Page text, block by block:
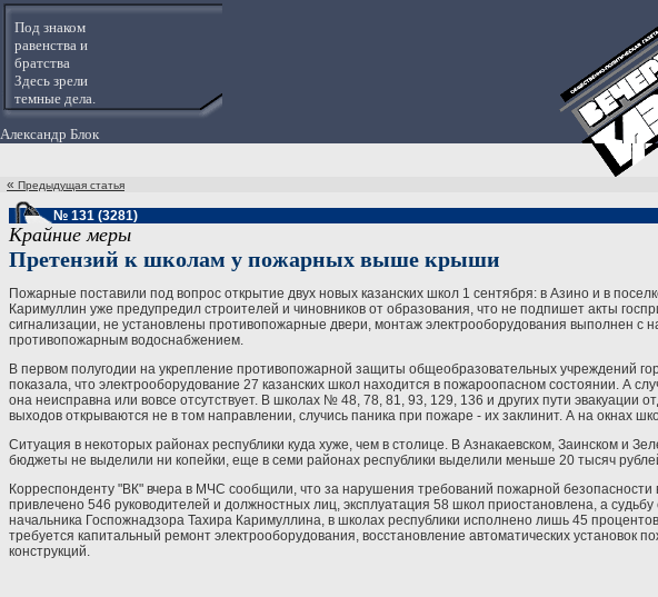
Под знаком
равенства и
братства
Здесь зрели
темные дела.
Александр Блок
« Предыдущая статья
№ 131 (3281)
Крайние меры
Претензий к школам у пожарных выше крыши
Пожарные поставили под вопрос открытие двух новых казанских школ 1 сентября: в Азино и в
Каримуллин уже предупредил строителей и чиновников от образования, что не подпишет акты
сигнализации, не установлены противопожарные двери, монтаж электрооборудования выполнен
противопожарным водоснабжением.
В первом полугодии на укрепление противопожарной защиты общеобразовательных учреждений
показала, что электрооборудование 27 казанских школ находится в пожароопасном состоянии. А
она неисправна или вовсе отсутствует. В школах № 48, 78, 81, 93, 129, 136 и других пути
выходов открываются не в том направлении, случись паника при пожаре - их заклинит. А на окнах
Ситуация в некоторых районах республики куда хуже, чем в столице. В Азнакаевском, Заинском и
бюджеты не выделили ни копейки, еще в семи районах республики выделили меньше 20 тысяч
Корреспонденту "ВК" вчера в МЧС сообщили, что за нарушения требований пожарной
привлечено 546 руководителей и должностных лиц, эксплуатация 58 школ приостановлена, а
начальника Госпожнадзора Тахира Каримуллина, в школах республики исполнено лишь 45
требуется капитальный ремонт электрооборудования, восстановление автоматических
конструкций.